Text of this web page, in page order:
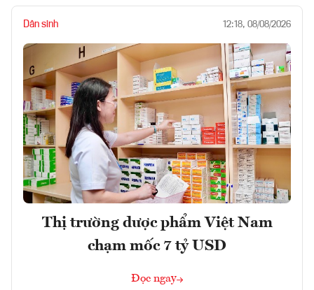
Dân sinh 12:18, 08/08/2026
Thị trường dược phẩm Việt Nam
chạm mốc 7 tỷ USD
Đọc ngay